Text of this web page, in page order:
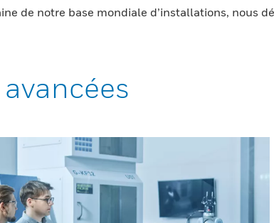
de notre base mondiale d’installations, nous